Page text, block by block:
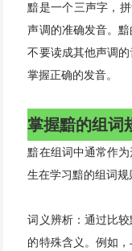
黯是一个三声字，
声调的准确发音。
不要读成其他声调
掌握正确的发音。
掌握黯的组词
黯在组词中通常作
生在学习黯的组词规
词义辨析：通过比
的特殊含义。例如